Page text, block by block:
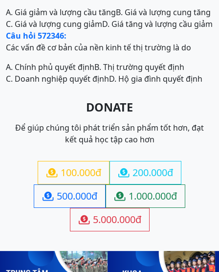
A. Giá giảm và lượng cầu tăngB. Giá và lượng cung tăng
C. Giá và lượng cung giảmD. Giá tăng và lượng cầu giảm
Câu hỏi 572346:
Các vấn đề cơ bản của nền kinh tế thị trường là do
A. Chính phủ quyết địnhB. Thị trường quyết định
C. Doanh nghiệp quyết địnhD. Hộ gia đình quyết định
DONATE
Để giúp chúng tôi phát triển sản phẩm tốt hơn, đạt
kết quả học tập cao hơn
 100.000đ  200.000đ
 500.000đ  1.000.000đ
 5.000.000đ